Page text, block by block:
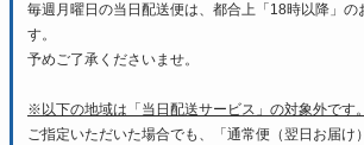
毎週月曜日の当日配送便は、都合上「18時以降」の
す。
予めご了承くださいませ。
※以下の地域は「当日配送サービス」の対象外です。
ご指定いただいた場合でも、「通常便（翌日お届け